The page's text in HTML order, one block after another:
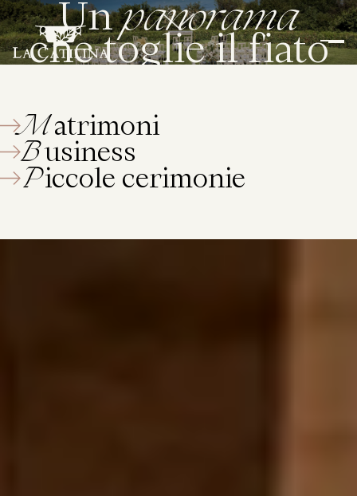
Unpanorama
che toglie il fiato
Matrimoni
Business
Piccole cerimonie